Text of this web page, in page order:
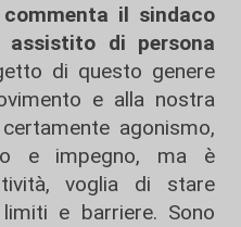
il sindaco
di persona
di questo genere
e alla nostra
agonismo,
e impegno, ma è
voglia di stare
e barriere. Sono